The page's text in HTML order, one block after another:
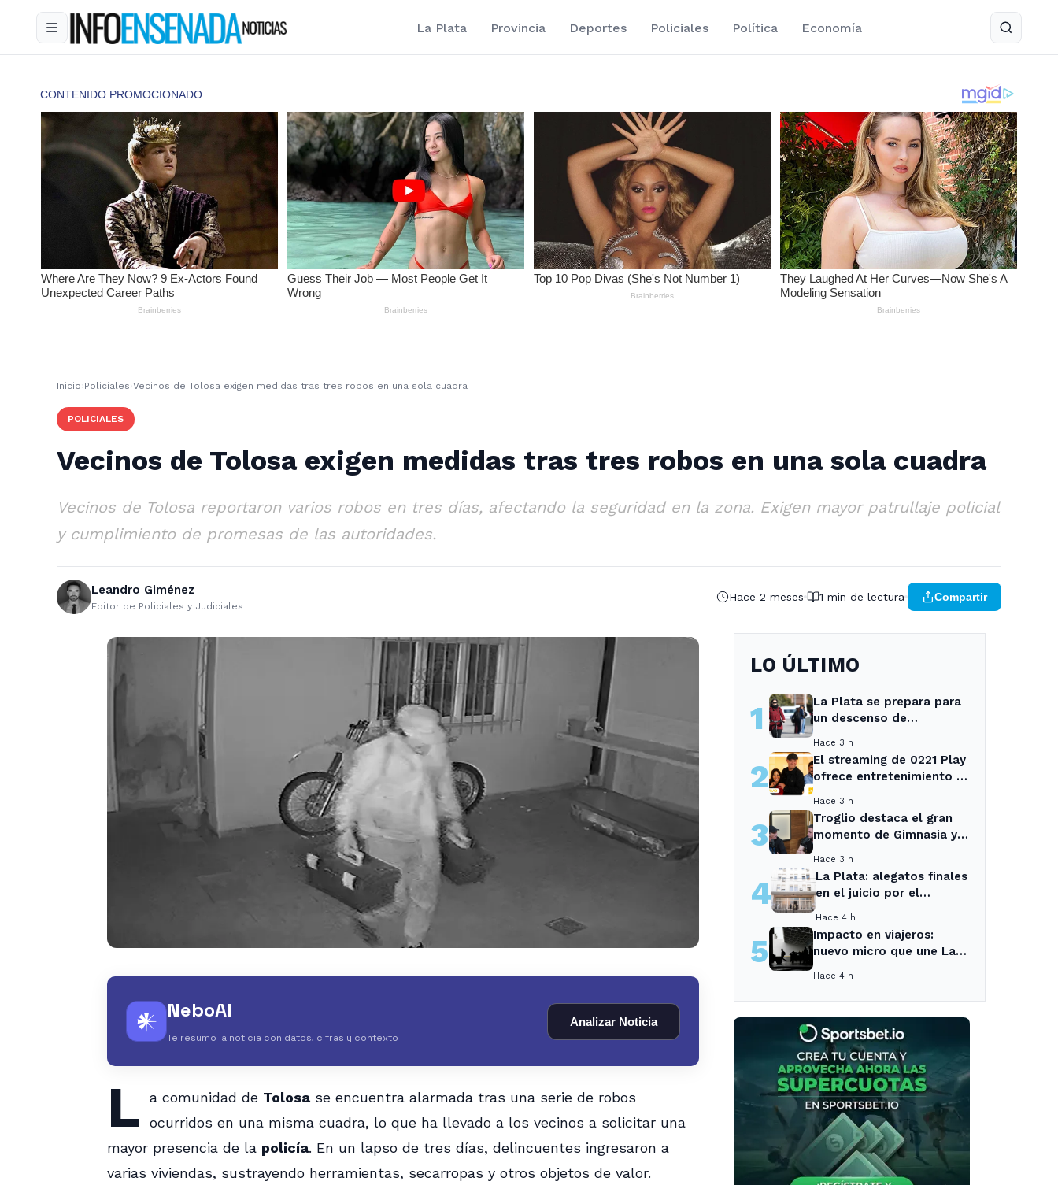
La Plata Provincia Deportes Policiales Política Economía
Inicio ›Policiales ›Vecinos de Tolosa exigen medidas tras tres robos en una sola cuadra
POLICIALES
Vecinos de Tolosa exigen medidas tras tres robos en una sola cuadra
Vecinos de Tolosa reportaron varios robos en tres días, afectando la seguridad en la zona. Exigen mayor patrullaje policial
y cumplimiento de promesas de las autoridades.
Leandro Giménez
Editor de Policiales y Judiciales
Hace 2 meses 1 min de lectura Compartir
𒀭 NeboAI
Te resumo la noticia con datos, cifras y contexto
Analizar Noticia
L a comunidad de Tolosase encuentra alarmada tras una serie de robos
ocurridos en una misma cuadra, lo que ha llevado a los vecinos a solicitar una
mayor presencia de la policía. En un lapso de tres días, delincuentes ingresaron a
varias viviendas, sustrayendo herramientas, secarropas y otros objetos de valor.
LO ÚLTIMO
1
La Plata se prepara para
un descenso de
Hace 3 h
2
El streaming de 0221 Play
ofrece entretenimiento y
Hace 3 h
3
Troglio destaca el gran
momento de Gimnasia y
entrenador
Hace 3 h
4
La Plata: alegatos finales
en el juicio por el
Hace 4 h
5
Impacto en viajeros:
nuevo micro que une La
tramo específico
Hace 4 h